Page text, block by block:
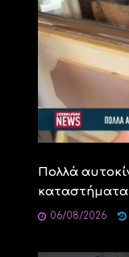
Πολλά
καταστήματα
06/08/2026